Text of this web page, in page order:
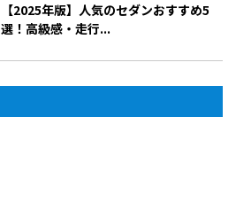
【2025年版】人気のセダンおすすめ5
選！高級感・走行...